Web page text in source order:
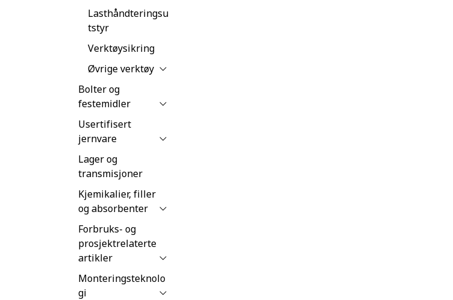
Lasthåndteringsu
tstyr
Verktøysikring
Øvrige verktøy
Bolter og
festemidler
Usertifisert
jernvare
Lager og
transmisjoner
Kjemikalier, filler
og absorbenter
Forbruks- og
prosjektrelaterte
artikler
Monteringsteknolo
gi